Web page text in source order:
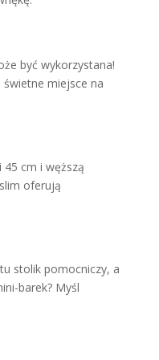
być wykorzystana!
świetne miejsce na
cm i węższą
oferują
stolik pomocniczy, a
barek? Myśl